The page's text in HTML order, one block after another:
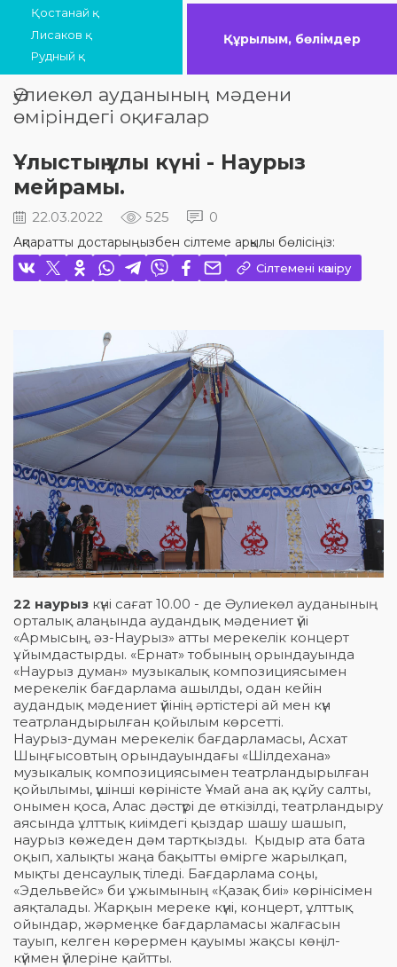
Қостанай қ.
Лисаков қ.
Рудный қ.
Құрылым, бөлімдер
Әулиекөл ауданының мәдени
өміріндегі оқиғалар
Ұлыстың ұлы күні - Наурыз
мейрамы.
22.03.2022 525 0
Ақпаратты достарыңызбен сілтеме арқылы бөлісіңіз:
Сілтемені көшіру
22 наурыз күні сағат 10.00 - де Әулиекөл ауданының
орталық алаңында аудандық мәдениет үйі
«Армысың, әз-Наурыз» атты мерекелік концерт
ұйымдастырды. «Ернат» тобының орындауында
«Наурыз думан» музыкалық композициясымен
мерекелік бағдарлама ашылды, одан кейін
аудандық мәдениет үйінің әртістері ай мен күн
театрландырылған қойылым көрсетті.
Наурыз-думан мерекелік бағдарламасы, Асхат
Шыңғысовтың орындауындағы «Шілдехана»
музыкалық композициясымен театрландырылған
қойылымы, үшінші көріністе Ұмай ана ақ құйу салты,
онымен қоса, Алас дәстүрі де өткізілді, театрландыру
аясында ұлттық киімдегі қыздар шашу шашып,
наурыз көжеден дәм тартқызды. Қыдыр ата бата
оқып, халықты жаңа бақытты өмірге жарылқап,
мықты денсаулық тіледі. Бағдарлама соңы,
«Эдельвейс» би ұжымының «Қазақ биі» көрінісімен
аяқталады. Жарқын мереке күні, концерт, ұлттық
ойындар, жәрмеңке бағдарламасы жалғасын
тауып, келген көрермен қауымы жақсы көңіл-
күймен үйлеріне қайтты.